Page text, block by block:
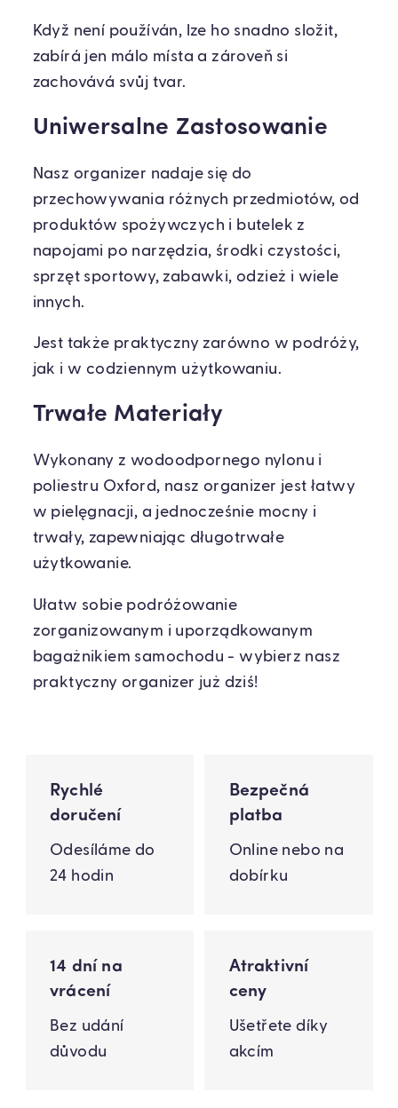
Když není používán, lze ho snadno složit,
zabírá jen málo místa a zároveň si
zachovává svůj tvar.
Uniwersalne Zastosowanie
Nasz organizer nadaje się do
przechowywania różnych przedmiotów, od
produktów spożywczych i butelek z
napojami po narzędzia, środki czystości,
sprzęt sportowy, zabawki, odzież i wiele
innych.
Jest także praktyczny zarówno w podróży,
jak i w codziennym użytkowaniu.
Trwałe Materiały
Wykonany z wodoodpornego nylonu i
poliestru Oxford, nasz organizer jest łatwy
w pielęgnacji, a jednocześnie mocny i
trwały, zapewniając długotrwałe
użytkowanie.
Ułatw sobie podróżowanie
zorganizowanym i uporządkowanym
bagażnikiem samochodu - wybierz nasz
praktyczny organizer już dziś!
Rychlé
doručení
Odesíláme do
24 hodin
Bezpečná
platba
Online nebo na
dobírku
14 dní na
vrácení
Bez udání
důvodu
Atraktivní
ceny
Ušetřete díky
akcím